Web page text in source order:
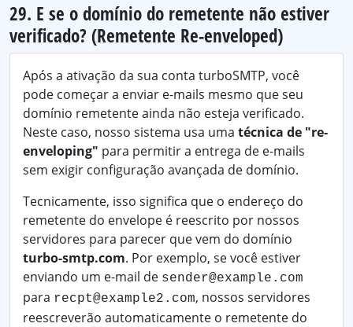
29. E se o domínio do remetente não estiver
verificado? (Remetente Re-enveloped)
Após a ativação da sua conta turboSMTP, você
pode começar a enviar e-mails mesmo que seu
domínio remetente ainda não esteja verificado.
Neste caso, nosso sistema usa uma técnica de "re-
enveloping" para permitir a entrega de e-mails
sem exigir configuração avançada de domínio.
Tecnicamente, isso significa que o endereço do
remetente do envelope é reescrito por nossos
servidores para parecer que vem do domínio
turbo-smtp.com. Por exemplo, se você estiver
enviando um e-mail de sender@example.com
para recpt@example2.com, nossos servidores
reescreverão automaticamente o remetente do